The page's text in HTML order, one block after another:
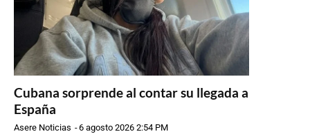
Cubana sorprende al contar su llegada a
España
Asere Noticias -6 agosto 2026 2:54 PM